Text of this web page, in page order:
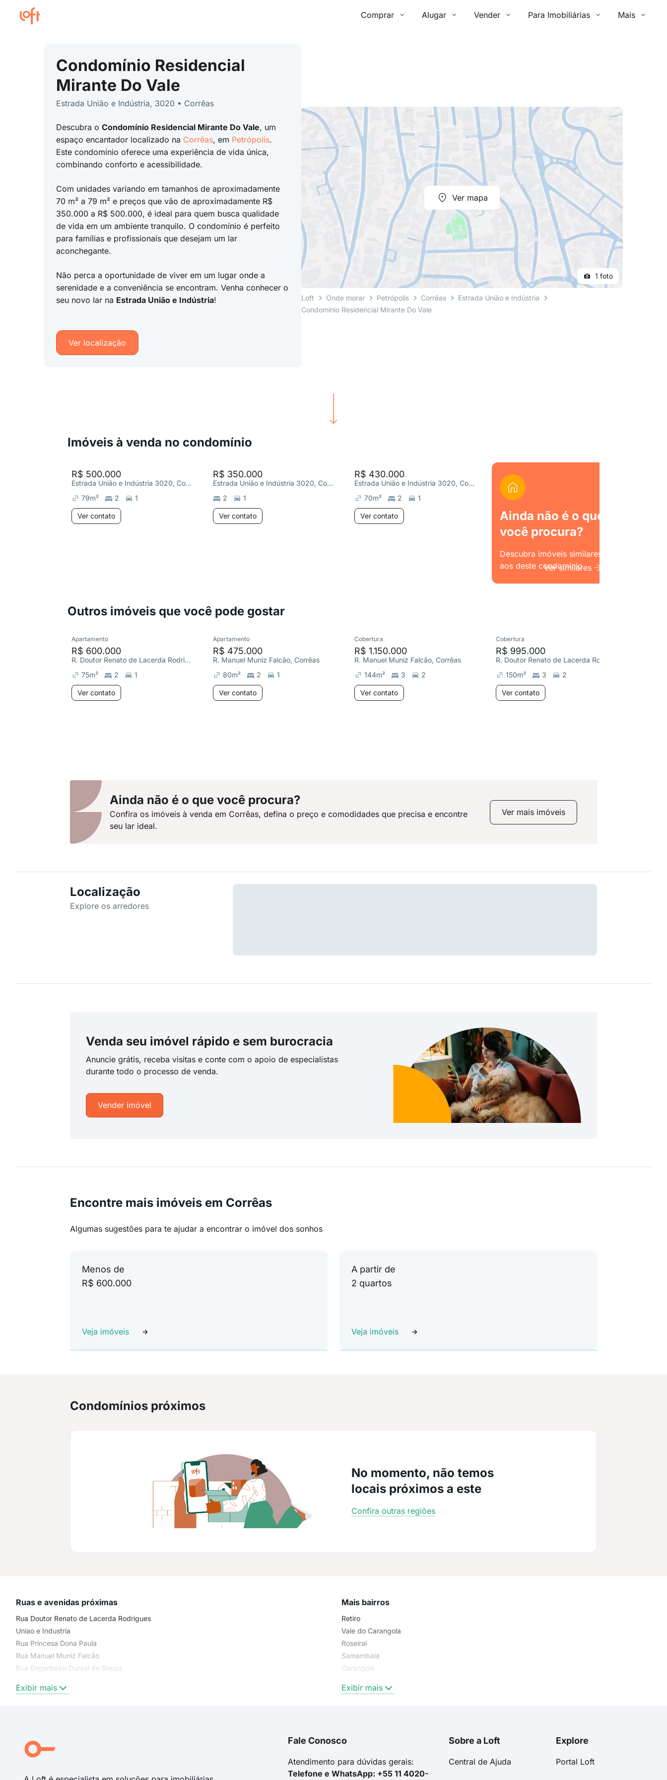
Comprar Alugar Vender Para Imobiliárias Mais
Condomínio Residencial
Mirante Do Vale
Estrada União e Indústria, 3020 • Corrêas
Descubra o Condomínio Residencial Mirante Do Vale, um
espaço encantador localizado na Corrêas, em Petrópolis.
Este condomínio oferece uma experiência de vida única,
combinando conforto e acessibilidade.
Com unidades variando em tamanhos de aproximadamente
70 m² a 79 m² e preços que vão de aproximadamente R$
350.000 a R$ 500.000, é ideal para quem busca qualidade
de vida em um ambiente tranquilo. O condomínio é perfeito
para famílias e profissionais que desejam um lar
aconchegante.
Não perca a oportunidade de viver em um lugar onde a
serenidade e a conveniência se encontram. Venha conhecer o
seu novo lar na Estrada União e Indústria!
Ver localização
Ver mapa
1 foto
Loft Onde morar Petrópolis Corrêas
Estrada União e Indústria
Condomínio Residencial Mirante Do Vale
Imóveis à venda no condomínio
R$ 500.000
Estrada União e Indústria 3020, Corrêas
79m² 2 1
Ver contato
R$ 350.000
Estrada União e Indústria 3020, Corrêas
2
1
Ver contato
R$ 430.000
Estrada União e Indústria 3020, Corrêas
70m² 2 1
Ver contato
Ainda não é o que
você procura?
Descubra imóveis similares
aos deste condomínio.
Ver similares
Outros imóveis que você pode gostar
Apartamento
R$ 600.000
R. Doutor Renato de Lacerda Rodrigues, Corrêas
75m² 2 1
Ver contato
Apartamento
R$ 475.000
R. Manuel Muniz Falcão, Corrêas
80m² 2 1
Ver contato
Cobertura
R$ 1.150.000
R. Manuel Muniz Falcão, Corrêas
144m² 3 2
Ver contato
Cobertura
R$ 995.000
150m² 3 2
Ver contato
Ainda não é o que você procura?
Confira os imóveis à venda em Corrêas, defina o preço e comodidades que precisa e encontre
seu lar ideal.
Ver mais imóveis
Localização
Explore os arredores
Venda seu imóvel rápido e sem burocracia
Anuncie grátis, receba visitas e conte com o apoio de especialistas
durante todo o processo de venda.
Vender imóvel
Encontre mais imóveis em Corrêas
Algumas sugestões para te ajudar a encontrar o imóvel dos sonhos
Menos de
R$ 600.000
Veja imóveis
A partir de
2 quartos
Veja imóveis
Condomínios próximos
No momento, não temos
locais próximos a este
Confira outras regiões
Ruas e avenidas próximas
Rua Doutor Renato de Lacerda Rodrigues
Uniao e Industria
Rua Princesa Dona Paula
Rua Manuel Muniz Falcão
Rua Engenheiro Durval de Souza
Estrada Mineira
Uniao E Industria
Rua José Cândido
Exibir mais
Mais bairros
Retiro
Vale do Carangola
Roseiral
Samambaia
Carangola
Exibir mais
Fale Conosco
Atendimento para dúvidas gerais:
Telefone e WhatsApp: +55 11 4020-
Sobre a Loft
Central de Ajuda
Explore
Portal Loft